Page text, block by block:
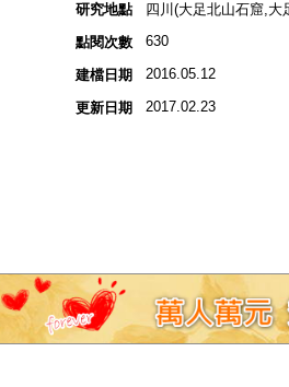
研究地點
四川(大足北山石窟,大
點閱次數
630
建檔日期 2016.05.12
更新日期 2017.02.23